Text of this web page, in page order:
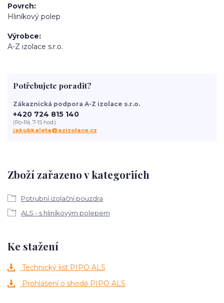
Povrch
Hliníkový polep
Výrobce
A-Z izolace s.r.o.
Zboží zařazeno v kategoriích
Potrubní izolační pouzdra
ALS - s hliníkovým polepem
Potřebujete poradit?
Zákaznická podpora A-Z izolace s.r.o.
+420 724 815 140
(Po-Pá, 7-15 hod.)
jakubkaleta@azizolace.cz
Ke stažení
Technický list PIPO ALS
Prohlášení o shodě PIPO ALS